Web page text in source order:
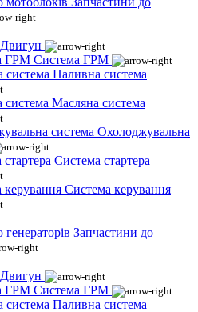
Двигун
Система ГРМ
Паливна система
Масляна система
Охолоджувальна
Система стартера
Система керування
Запчастини до
Двигун
Система ГРМ
Паливна система